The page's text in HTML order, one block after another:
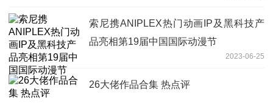
索尼携ANIPLEX热门动画IP及黑科技产
品亮相第19届中国国际动漫节
2023-06-25
26大佬作品合集 热点评